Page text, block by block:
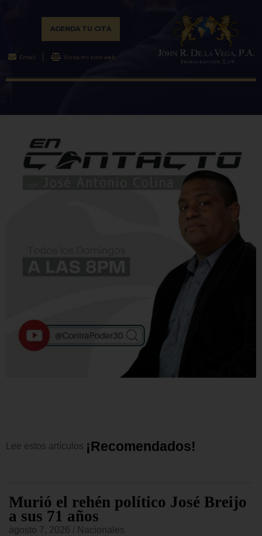
AGENDA TU CITA
Email Visita mi sitio web
Lee estos artículos ¡Recomend ad os!
Murió el rehén político José Breijo
a sus 71 años
agosto 7, 2026 Nacionales